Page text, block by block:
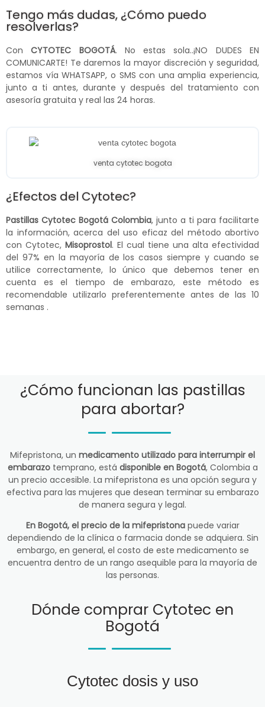
Tengo más dudas, ¿Cómo puedo
resolverlas?
ConCYTOTEC BOGOTÁ. No estas sola..¡NO DUDES EN
COMUNICARTE! Te daremos la mayor discreción y seguridad,
estamos vía WHATSAPP, o SMS con una amplia experiencia,
junto a ti antes, durante y después del tratamiento con
asesoría gratuita y real las 24 horas.
venta cytotec bogota
¿Efectos del Cytotec?
Pastillas Cytotec Bogotá Colombia, junto a ti para facilitarte
la información, acerca del uso eficaz del método abortivo
con Cytotec, Misoprostol. El cual tiene una alta efectividad
del 97% en la mayoría de los casos siempre y cuando se
utilice correctamente, lo único que debemos tener en
cuenta es el tiempo de embarazo, este método es
recomendable utilizarlo preferentemente antes de las 10
semanas .
¿Cómo funcionan las pastillas
para abortar?
Mifepristona, un medicamento utilizado para interrumpir el
embarazotemprano, está disponible en Bogotá, Colombia a
un precio accesible. La mifepristona es una opción segura y
efectiva para las mujeres que desean terminar su embarazo
de manera segura y legal.
En Bogotá, el precio de la mifepristonapuede variar
dependiendo de la clínica o farmacia donde se adquiera. Sin
embargo, en general, el costo de este medicamento se
encuentra dentro de un rango asequible para la mayoría de
las personas.
Dónde comprar Cytotec en
Bogotá
Cytotec dosis y uso